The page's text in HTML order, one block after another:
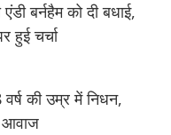
बर्नहैम को दी बधाई,
हुई चर्चा
वर्ष की उम्र में निधन,
आवाज